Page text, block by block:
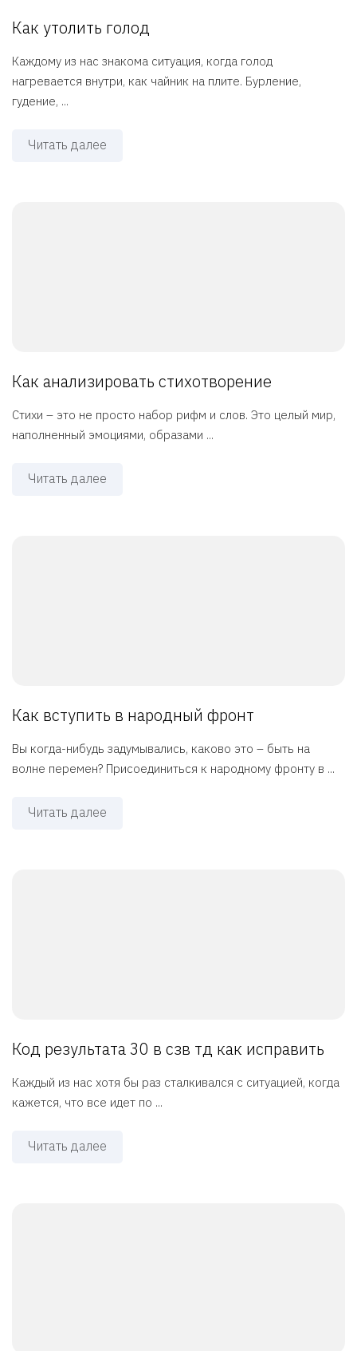
Как утолить голод
Каждому из нас знакома ситуация, когда голод
нагревается внутри, как чайник на плите. Бурление,
гудение, ...
Читать далее
Как анализировать стихотворение
Стихи – это не просто набор рифм и слов. Это целый мир,
наполненный эмоциями, образами ...
Читать далее
Как вступить в народный фронт
Вы когда-нибудь задумывались, каково это – быть на
волне перемен? Присоединиться к народному фронту в ...
Читать далее
Код результата 30 в сзв тд как исправить
Каждый из нас хотя бы раз сталкивался с ситуацией, когда
кажется, что все идет по ...
Читать далее